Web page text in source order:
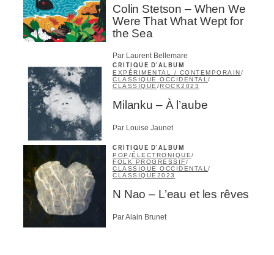
Colin Stetson – When We
Were That What Wept for
the Sea
Par Laurent Bellemare
CRITIQUE D'ALBUM
EXPÉRIMENTAL / CONTEMPORAIN /
CLASSIQUE OCCIDENTAL/
CLASSIQUE/ROCK2023
Milanku – À l’aube
Par Louise Jaunet
CRITIQUE D'ALBUM
POP /ÉLECTRONIQUE/
FOLK PROGRESSIF/
CLASSIQUE OCCIDENTAL/
CLASSIQUE2023
N Nao – L’eau et les rêves
Par Alain Brunet